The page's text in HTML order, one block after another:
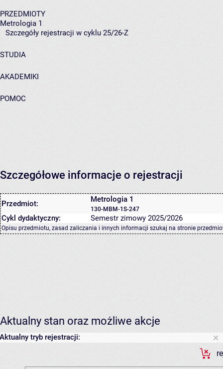
PRZEDMIOTY
Metrologia 1
Szczegóły rejestracji w cyklu 25/26-Z
STUDIA
AKADEMIKI
POMOC
Szczegółowe informacje o rejestracji
Przedmiot: Metrologia 1
130-MBM-1S-247
Cykl dydaktyczny: Semestr zimowy 2025/2026
Opisu przedmiotu, zasad zaliczania i innych informacji szukaj na stronie
Aktualny stan oraz możliwe akcje
Aktualny tryb rejestracji: